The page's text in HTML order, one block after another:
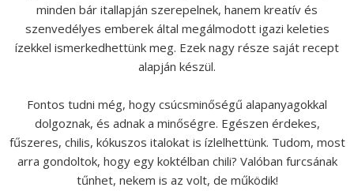
minden bár itallapján szerepelnek, hanem kreatív és
szenvedélyes emberek által megálmodott igazi keleties
ízekkel ismerkedhettünk meg. Ezek nagy része saját recept
alapján készül.
Fontos tudni még, hogy csúcsminőségű alapanyagokkal
dolgoznak, és adnak a minőségre. Egészen érdekes,
fűszeres, chilis, kókuszos italokat is ízlelhettünk. Tudom, most
arra gondoltok, hogy egy koktélban chili? Valóban furcsának
tűnhet, nekem is az volt, de működik!